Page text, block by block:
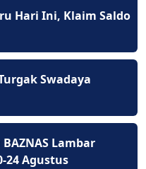
Hari Ini, Klaim Saldo
Swadaya
Lambar
24 Agustus